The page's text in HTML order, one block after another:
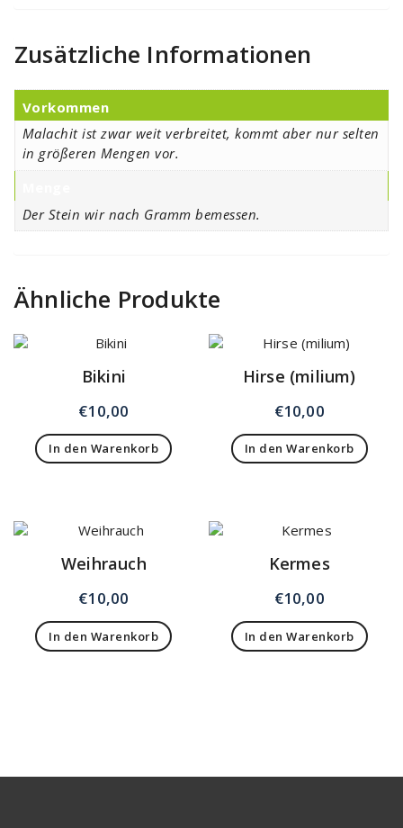
Zusätzliche Informationen
Vorkommen
Malachit ist zwar weit verbreitet, kommt aber nur selten
in größeren Mengen vor.
Der Stein wir nach Gramm bemessen.
Ähnliche Produkte
Bikini
€10,00
In den Warenkorb
Hirse (milium)
€10,00
In den Warenkorb
Weihrauch
€10,00
In den Warenkorb
Kermes
€10,00
In den Warenkorb